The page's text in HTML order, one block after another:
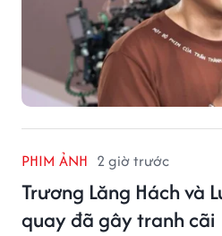
PHIM ẢNH 2 giờ trước
Trương Lăng Hách và
quay đã gây tranh cãi